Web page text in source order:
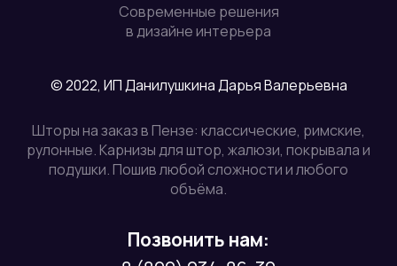
Современные решения
в дизайне интерьера
© 2022, ИП Данилушкина Дарья Валерьевна
Шторы на заказ в Пензе: классические, римские,
рулонные. Карнизы для штор, жалюзи, покрывала и
подушки. Пошив любой сложности и любого
объёма.
Позвонить нам: